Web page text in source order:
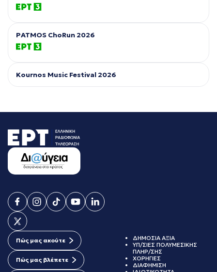
PATMOS ChoRun 2026
Kournos Music Festival 2026
Πώς μας ακούτε
Πώς μας βλέπετε
ΔΗΜΟΣΙΑ ΑΞΙΑ
ΥΠ/ΣΙΕΣ ΠΟΛΥΜΕΣΙΚΗΣ
ΠΛΗΡ/ΣΗΣ
ΧΟΡΗΓΙΕΣ
ΔΙΑΦΗΜΙΣΗ